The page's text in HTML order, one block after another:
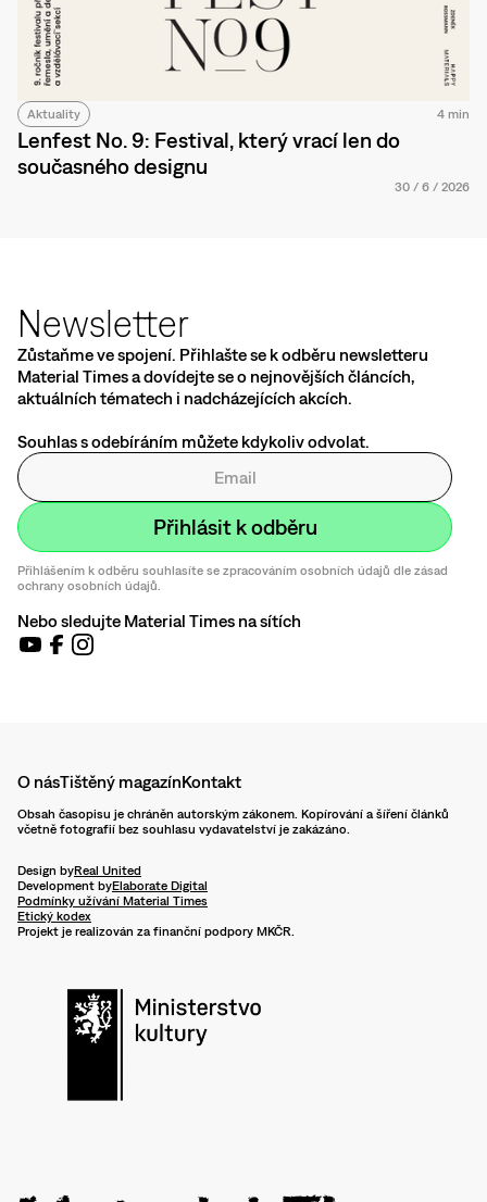
Aktuality 4 min
Lenfest No. 9: Festival, který vrací len do
současného designu
30 / 6 / 2026
Newsletter
Zůstaňme ve spojení. Přihlašte se k odběru newsletteru
Material Times a dovídejte se o nejnovějších článcích,
aktuálních tématech i nadcházejících akcích.
Souhlas s odebíráním můžete kdykoliv odvolat.
Přihlášením k odběru souhlasíte se zpracováním osobních údajů dle zásad
ochrany osobních údajů.
Nebo sledujte Material Times na sítích
O násTištěný magazínKontakt
Obsah časopisu je chráněn autorským zákonem. Kopírování a šíření článků
včetně fotografií bez souhlasu vydavatelství je zakázáno.
Design byReal United
Development byElaborate Digital
Podmínky užívání Material Times
Etický kodex
Projekt je realizován za finanční podpory MKČR.